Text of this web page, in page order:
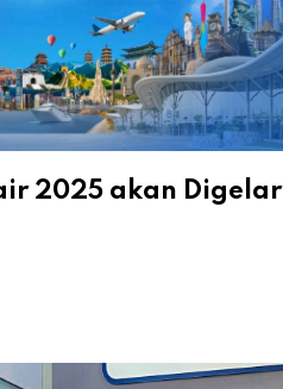
2025 akan Digelar